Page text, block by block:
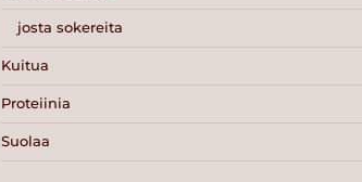
josta sokereita
Kuitua
Proteiinia
Suolaa